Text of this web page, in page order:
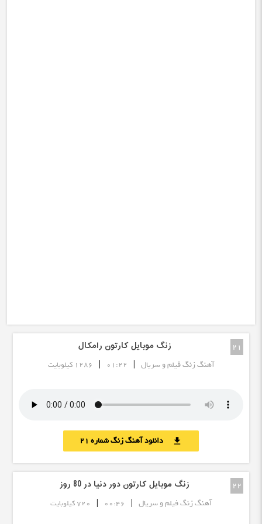
21 زنگ موبایل کارتون رامکال
آهنگ زنگ فیلم و سریال |
01:22
| 1286 کیلوبایت
download دانلود آهنگ زنگ شماره 21
22 زنگ موبایل کارتون دور دنیا در 80 روز
آهنگ زنگ فیلم و سریال |
00:46
| 720 کیلوبایت